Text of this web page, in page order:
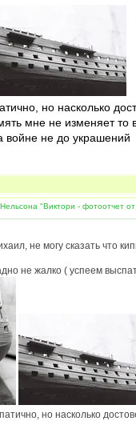
но насколько
мне не изменяет
войне не до украшений
"Виктори - фотоотчет от
не могу сказать что
не жалко ( успеем
но насколько